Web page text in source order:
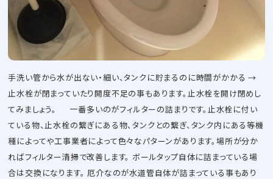
手洗い管から水が出ない・細い、タンクに貯まるのに時間がかかる →
止水栓が閉まっていたり開度不足の事もあります。止水栓を開け閉めし
てみましょう。 一番多いのがフィルターの詰まりです。止水栓に付い
ている物、止水栓の繋ぎにある物、タンクとの繋ぎ、タンク内にある等機
種によってや工事業者によって色々なパターンがあります。場所が分か
ればフィルター清掃で改善します。 ボールタップ自体に詰まっている場
合は交換になります。 厄介なのが水道管自体が詰まっている事もあり